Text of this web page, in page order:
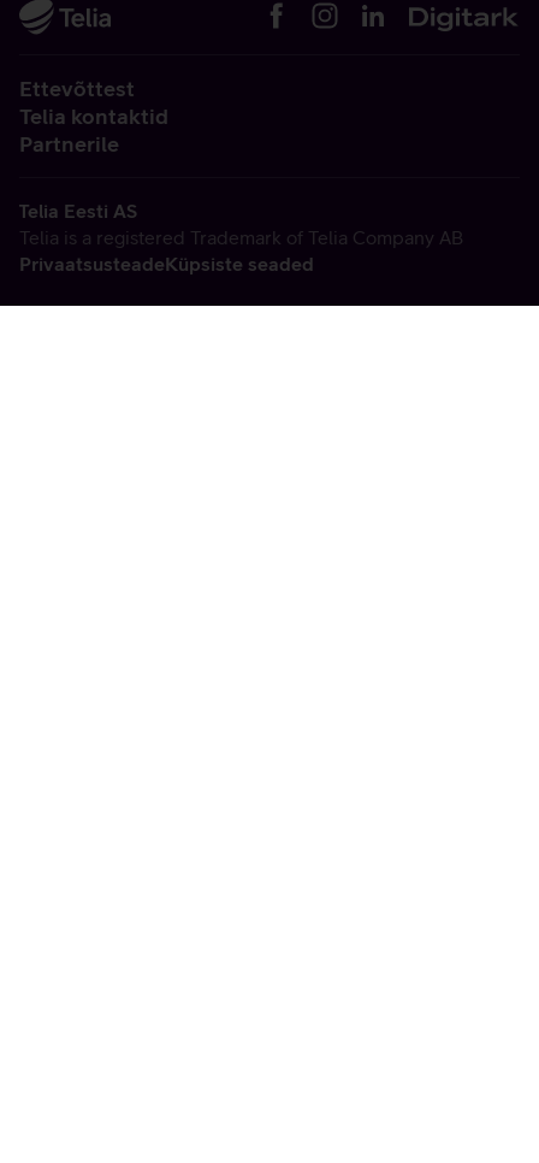
Ettevõttest
Telia kontaktid
Partnerile
Telia Eesti AS
Telia is a registered Trademark of Telia Company AB
PrivaatsusteadeKüpsiste seaded